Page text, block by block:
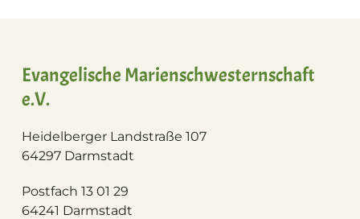
Evangelische Marienschwesternschaft
e.V.
Heidelberger Landstraße 107
64297 Darmstadt
Postfach 13 01 29
64241 Darmstadt